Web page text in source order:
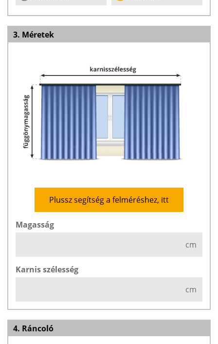
3. Méretek
Plussz segítség a felméréshez, itt
Magasság
cm
Karnis szélesség
cm
4. Ráncoló